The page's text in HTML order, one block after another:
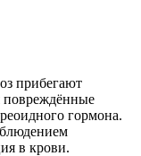
прибегают
повреждённые
гормона.
в крови.